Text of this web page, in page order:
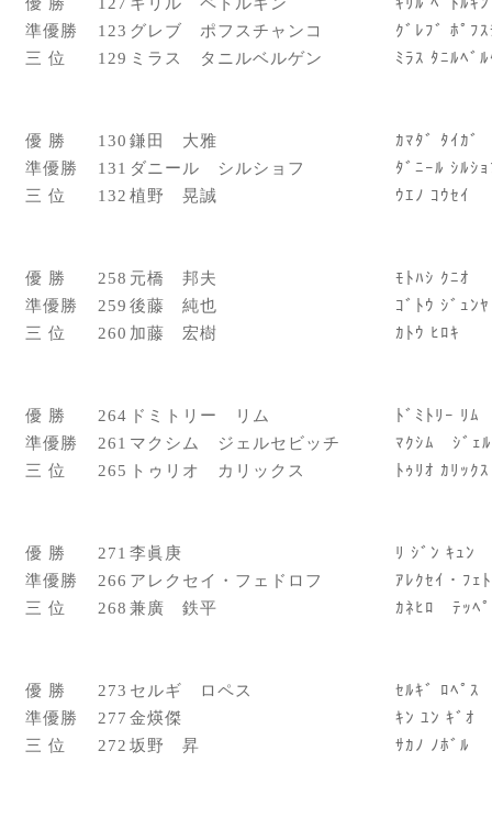
準優勝
123 グレブ ポフスチャンコ
ｸﾞﾚﾌﾞ ﾎﾟﾌ
三 位
129 ミラス タニルベルゲン ﾐﾗｽ ﾀﾆﾙﾍﾞ
優 勝 130 鎌田 大雅
ｶﾏﾀﾞ ﾀｲｶﾞ
準優勝
131 ダニール シルショフ
ﾀﾞﾆｰﾙ ｼﾙｼ
三 位
132 植野 晃誠 ｳｴﾉ ｺｳｾｲ
優 勝 258 元橋 邦夫
ﾓﾄﾊｼ ｸﾆｵ
準優勝
259 後藤 純也
ｺﾞﾄｳ ｼﾞｭﾝﾔ
三 位
260 加藤 宏樹 ｶﾄｳ ﾋﾛｷ
優 勝 264 ドミトリー リム
ﾄﾞﾐﾄﾘｰ ﾘﾑ
準優勝
261 マクシム ジェルセビッチ
ﾏｸｼﾑ ｼﾞｪﾙ
三 位
265 トゥリオ カリックス ﾄｩﾘｵ ｶﾘｯｸｽ
優 勝 271 李眞庚
ﾘ ｼﾞﾝ ｷｭﾝ
準優勝
266 アレクセイ・フェドロフ
ｱﾚｸｾｲ・ﾌｪ
三 位
268 兼廣 鉄平 ｶﾈﾋﾛ ﾃｯﾍ
優 勝 273 セルギ ロペス
ｾﾙｷﾞ ﾛﾍﾟｽ
準優勝
277 金煐傑
ｷﾝ ﾕﾝ ｷﾞｵ
三 位
272 坂野 昇 ｻｶﾉ ﾉﾎﾞﾙ